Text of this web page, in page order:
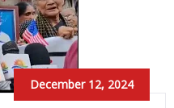
December 12, 2024